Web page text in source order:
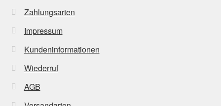
Zahlungsarten
Impressum
Kundeninformationen
Wiederruf
AGB